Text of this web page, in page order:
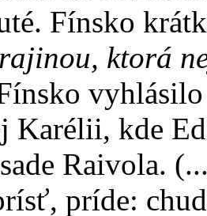
Fínsko
ktorá
Karélii, kde
Raivola.
príde: